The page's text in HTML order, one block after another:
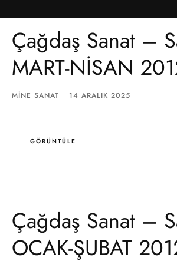
Çağdaş Sanat –
MART-NİSAN
MINE SANAT 14 ARALIK 2025
GÖRÜNTÜLE
Çağdaş Sanat –
OCAK-ŞUBAT